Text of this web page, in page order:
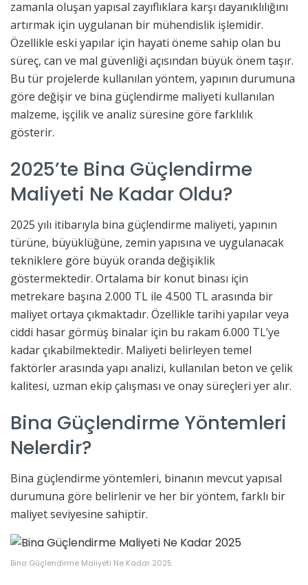
zamanla oluşan yapısal zayıflıklara karşı dayanıklılığını
artırmak için uygulanan bir mühendislik işlemidir.
Özellikle eski yapılar için hayati öneme sahip olan bu
süreç, can ve mal güvenliği açısından büyük önem taşır.
Bu tür projelerde kullanılan yöntem, yapının durumuna
göre değişir ve bina güçlendirme maliyeti kullanılan
malzeme, işçilik ve analiz süresine göre farklılık
gösterir.
2025’te Bina Güçlendirme
Maliyeti Ne Kadar Oldu?
2025 yılı itibarıyla bina güçlendirme maliyeti, yapının
türüne, büyüklüğüne, zemin yapısına ve uygulanacak
tekniklere göre büyük oranda değişiklik
göstermektedir. Ortalama bir konut binası için
metrekare başına 2.000 TL ile 4.500 TL arasında bir
maliyet ortaya çıkmaktadır. Özellikle tarihi yapılar veya
ciddi hasar görmüş binalar için bu rakam 6.000 TL’ye
kadar çıkabilmektedir. Maliyeti belirleyen temel
faktörler arasında yapı analizi, kullanılan beton ve çelik
kalitesi, uzman ekip çalışması ve onay süreçleri yer alır.
Bina Güçlendirme Yöntemleri
Nelerdir?
Bina güçlendirme yöntemleri, binanın mevcut yapısal
durumuna göre belirlenir ve her bir yöntem, farklı bir
maliyet seviyesine sahiptir.
Bina Güçlendirme Maliyeti Ne Kadar 2025